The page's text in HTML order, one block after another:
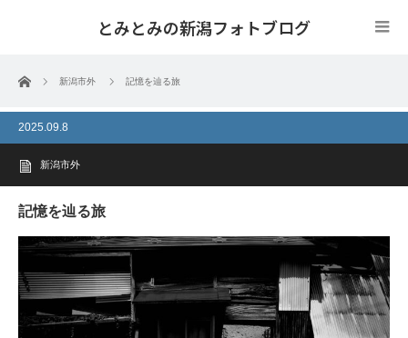
とみとみの新潟フォトブログ
ホーム 新潟市外 記憶を辿る旅
2025.09.8
新潟市外
記憶を辿る旅